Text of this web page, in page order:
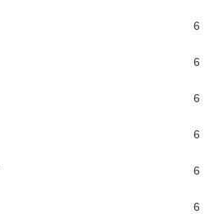
6
6
6
6
6
6